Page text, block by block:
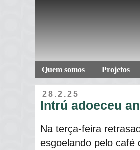
Quem somos Projetos
28.2.25
Intrú adoeceu
Na terça-feira
esgoelando pelo